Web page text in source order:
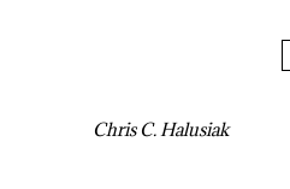
Chris C. Halusiak